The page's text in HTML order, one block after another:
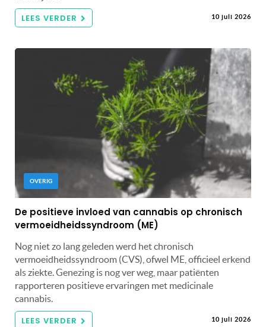
LEES VERDER 10 juli 2026
OVERIG
De positieve invloed van cannabis op chronisch
vermoeidheidssyndroom (ME)
Nog niet zo lang geleden werd het chronisch
vermoeidheidssyndroom (CVS), ofwel ME, officieel erkend
als ziekte. Genezing is nog ver weg, maar patiënten
rapporteren positieve ervaringen met medicinale
cannabis.
LEES VERDER 10 juli 2026